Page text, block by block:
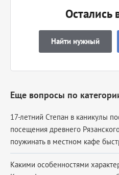
Остались
Найти нужный
Еще вопросы по
17-летний Степан в каникулы
посещения древнего
поужинать в местном кафе
Какими особенностями